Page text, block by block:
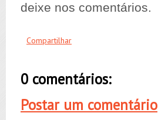
deixe nos comentários.
Compartilhar
0 comentários:
Postar um comentário